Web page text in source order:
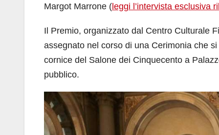
Margot Marrone ( leggi l’intervista esclusiva
Il Premio, organizzato dal Centro Culturale
assegnato nel corso di una Cerimonia che
cornice del Salone dei Cinquecento a
pubblico.